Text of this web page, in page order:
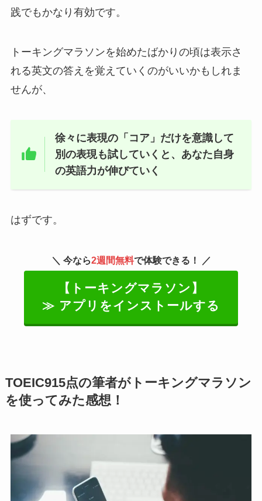
践でもかなり有効です。
トーキングマラソンを始めたばかりの頃は表示さ
れる英文の答えを覚えていくのがいいかもしれま
せんが、
徐々に表現の「コア」だけを意識して
別の表現も試していくと、あなた自身
の英語力が伸びていく
はずです。
＼ 今なら2週間無料で体験できる！ ／
【トーキングマラソン】
≫ アプリをインストールする
TOEIC915点の筆者がトーキングマラソン
を使ってみた感想！